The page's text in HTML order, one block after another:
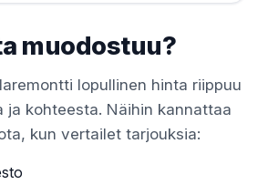
muodostuu?
lopullinen hinta riippuu
ja kohteesta. Näihin kannattaa
kun vertailet tarjouksia: